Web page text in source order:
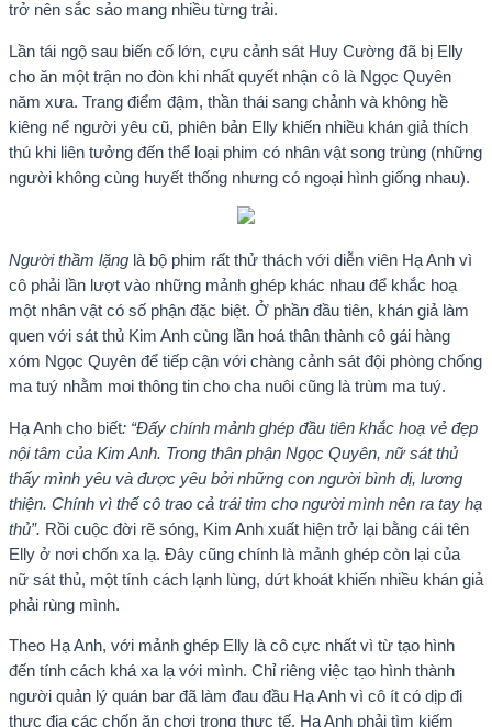
trở nên sắc sảo mang nhiều từng trải.
Lần tái ngộ sau biến cố lớn, cựu cảnh sát Huy Cường đã bị Elly
cho ăn một trận no đòn khi nhất quyết nhận cô là Ngọc Quyên
năm xưa. Trang điểm đậm, thần thái sang chảnh và không hề
kiêng nể người yêu cũ, phiên bản Elly khiến nhiều khán giả thích
thú khi liên tưởng đến thể loại phim có nhân vật song trùng (những
người không cùng huyết thống nhưng có ngoại hình giống nhau).
Người thầm lặng là bộ phim rất thử thách với diễn viên Hạ Anh vì
cô phải lần lượt vào những mảnh ghép khác nhau để khắc hoạ
một nhân vật có số phận đặc biệt. Ở phần đầu tiên, khán giả làm
quen với sát thủ Kim Anh cùng lần hoá thân thành cô gái hàng
xóm Ngọc Quyên để tiếp cận với chàng cảnh sát đội phòng chống
ma tuý nhằm moi thông tin cho cha nuôi cũng là trùm ma tuý.
Hạ Anh cho biết: “Đấy chính mảnh ghép đầu tiên khắc hoạ vẻ đẹp
nội tâm của Kim Anh. Trong thân phận Ngọc Quyên, nữ sát thủ
thấy mình yêu và được yêu bởi những con người bình dị, lương
thiện. Chính vì thế cô trao cả trái tim cho người mình nên ra tay hạ
thủ”. Rồi cuộc đời rẽ sóng, Kim Anh xuất hiện trở lại bằng cái tên
Elly ở nơi chốn xa lạ. Đây cũng chính là mảnh ghép còn lại của
nữ sát thủ, một tính cách lạnh lùng, dứt khoát khiến nhiều khán giả
phải rùng mình.
Theo Hạ Anh, với mảnh ghép Elly là cô cực nhất vì từ tạo hình
đến tính cách khá xa lạ với mình. Chỉ riêng việc tạo hình thành
người quản lý quán bar đã làm đau đầu Hạ Anh vì cô ít có dịp đi
thực địa các chốn ăn chơi trong thực tế. Hạ Anh phải tìm kiếm